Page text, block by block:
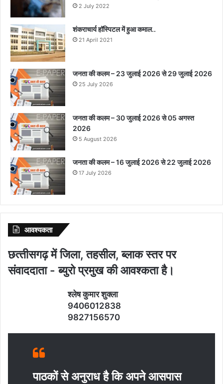
2 July 2022
शंकराचार्य हॉस्पिटल में हुआ कमाल..
21 April 2021
जनता की कलम – 23 जुलाई 2026 से 29 जुलाई 2026
25 July 2026
जनता की कलम – 30 जुलाई 2026 से 05 अगस्त
2026
5 August 2026
जनता की कलम – 16 जुलाई 2026 से 22 जुलाई 2026
17 July 2026
आवश्‍यकता
छत्‍तीसगढ़ में जिला, तहसील, ब्‍लाक स्‍तर पर
संवाददाता - ब्‍युरो प्रमुख की आवश्‍कता है।
श्‍लेष कुमार शुक्‍ला
9406012838
9827156570
पाठकों से अनुराध है कि अपने आसपास